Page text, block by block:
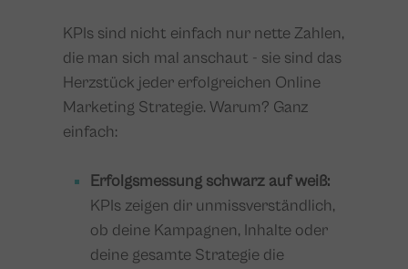
KPIs sind nicht einfach nur nette Zahlen,
die man sich mal anschaut - sie sind das
Herzstück jeder erfolgreichen Online
Marketing Strategie. Warum? Ganz
einfach:
Erfolgsmessung schwarz auf weiß:
KPIs zeigen dir unmissverständlich,
ob deine Kampagnen, Inhalte oder
deine gesamte Strategie die